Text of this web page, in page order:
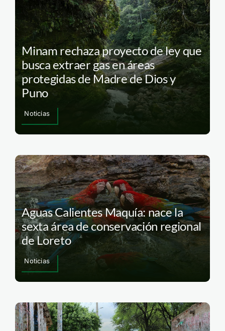
Minam rechaza proyecto de ley que
busca extraer gas en áreas
protegidas de Madre de Dios y
Puno
Noticias
Aguas Calientes Maquía: nace la
sexta área de conservación regional
de Loreto
Noticias